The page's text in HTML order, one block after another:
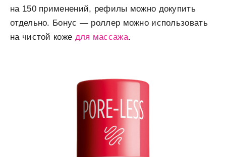
на 150 применений, рефилы можно докупить
отдельно. Бонус — роллер можно использовать
на чистой коже для массажа.